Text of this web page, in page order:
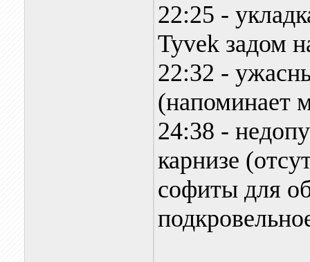
22:25 -
Tyvek задом
22:32 -
(напоминает
24:38 -
карнизе
софиты для